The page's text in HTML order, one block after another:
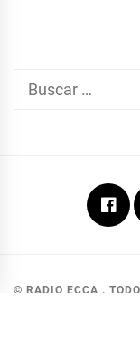
Buscar:
© RADIO ECCA .